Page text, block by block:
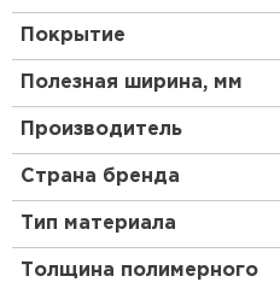
Покрытие
Полезная ширина, мм
Производитель
Страна бренда
Тип материала
Толщина полимерного